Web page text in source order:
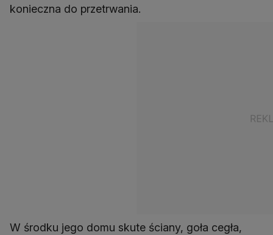
konieczna do przetrwania.
W środku jego domu skute ściany, goła cegła,